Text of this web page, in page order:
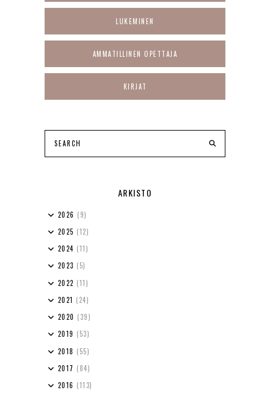
LUKEMINEN
AMMATILLINEN OPETTAJA
KIRJAT
ARKISTO
2026 (9)
2025 (12)
2024 (11)
2023 (5)
2022 (11)
2021 (24)
2020 (39)
2019 (53)
2018 (55)
2017 (84)
2016 (113)